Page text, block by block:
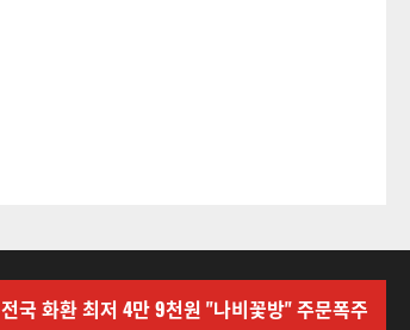
전국 화환 최저 4만 9천원 "나비꽃방" 주문폭주